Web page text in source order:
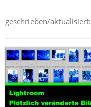
geschrieben/aktualisiert: